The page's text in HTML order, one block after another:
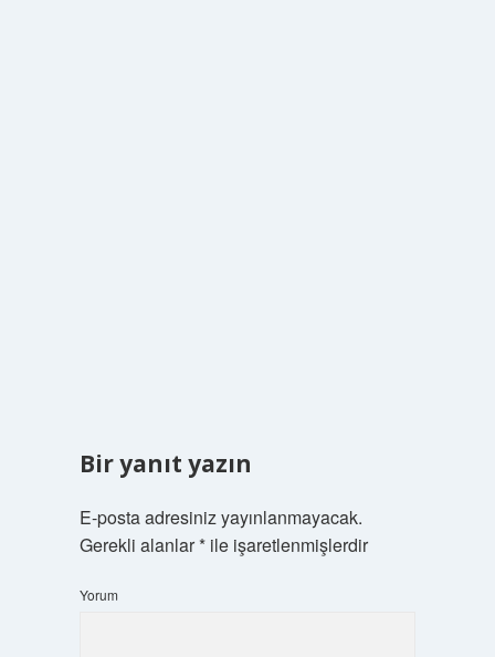
Bir yanıt yazın
E-posta adresiniz yayınlanmayacak.
Gerekli alanlar*ile işaretlenmişlerdir
Yorum